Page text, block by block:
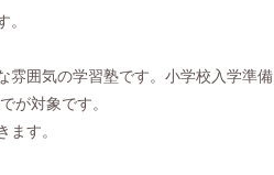
。
雰囲気の学習塾です。小学校入学準備
が対象です。
ます。